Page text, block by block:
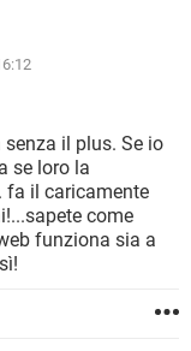
10
10
senza il plus. Se io
se loro la
fa il caricamente
come
funziona sia a